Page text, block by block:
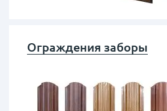
Ограждения заборы